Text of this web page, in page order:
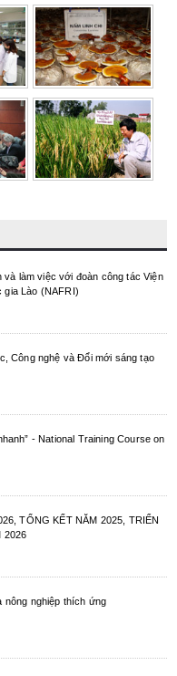
và làm việc với đoàn công tác Viện
gia Lào (NAFRI)
Công nghệ và Đổi mới sáng tạo
- National Training Course on
TỔNG KẾT NĂM 2025, TRIỂN
2026
nông nghiệp thích ứng